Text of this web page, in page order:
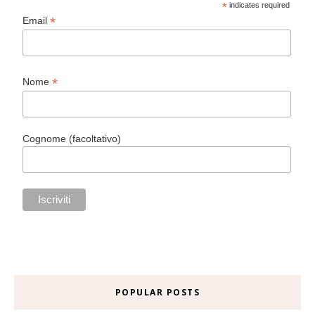
* indicates required
Email*
Nome*
Cognome (facoltativo)
POPULAR POSTS